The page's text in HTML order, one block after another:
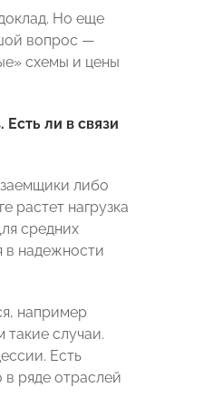
Но еще
вопрос —
схемы и цены
ли в связи
либо
растет нагрузка
средних
в надежности
например
случаи.
Есть
ряде отраслей